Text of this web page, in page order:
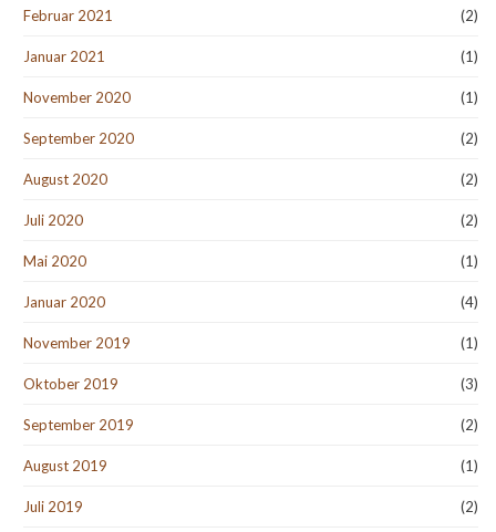
Februar 2021 (2)
Januar 2021 (1)
November 2020 (1)
September 2020 (2)
August 2020 (2)
Juli 2020 (2)
Mai 2020 (1)
Januar 2020 (4)
November 2019 (1)
Oktober 2019 (3)
September 2019 (2)
August 2019 (1)
Juli 2019 (2)